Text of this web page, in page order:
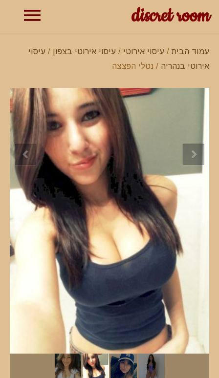
discret room
עמוד הבית / עיסוי אירוטי / עיסוי אירוטי בצפון / עיסוי
אירוטי בנהריה / נטלי הפצצה